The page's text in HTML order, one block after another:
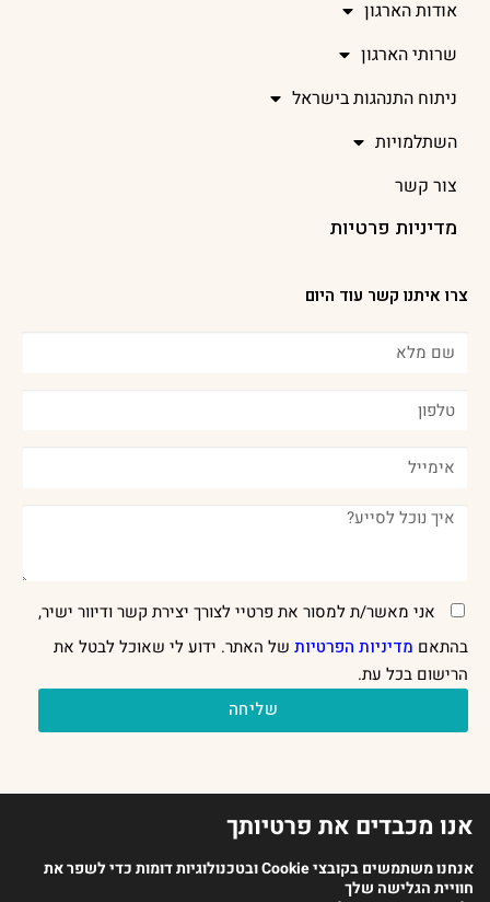
אודות הארגון
שרותי הארגון
ניתוח התנהגות בישראל
השתלמויות
צור קשר
מדיניות פרטיות
צרו איתנו קשר עוד היום
אני מאשר/ת למסור את פרטיי לצורך יצירת קשר ודיוור ישיר,
בהתאם מדיניות הפרטיות של האתר. ידוע לי שאוכל לבטל את
הרישום בכל עת.
שליחה
אנו מכבדים את פרטיותך
אנחנו משתמשים בקובצי Cookie ובטכנולוגיות דומות כדי לשפר את
חוויית הגלישה שלך